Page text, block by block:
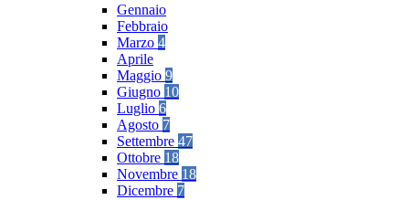
Gennaio
Febbraio
Marzo 4
Aprile
Maggio 9
Giugno 10
Luglio 6
Agosto 7
Settembre 47
Ottobre 18
Novembre 18
Dicembre 7